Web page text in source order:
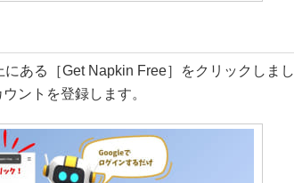
ある［Get Napkin Free］をクリックしまし
ントを登録します。